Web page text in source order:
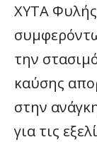
ΧΥΤΑ
την
καύσης
στην
για τις